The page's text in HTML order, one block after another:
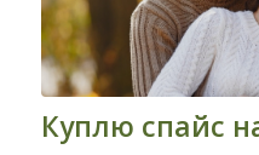
Куплю спайс